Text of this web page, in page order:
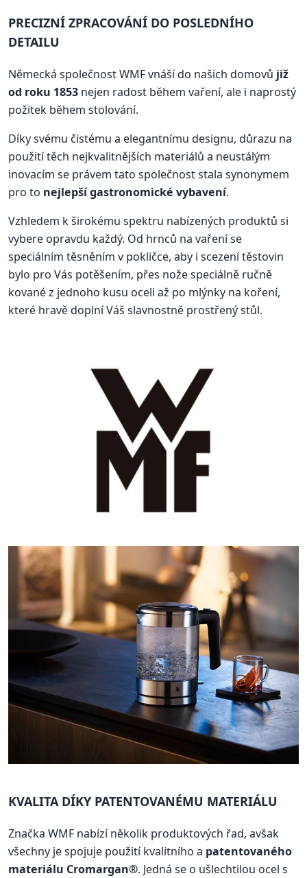
PRECIZNÍ ZPRACOVÁNÍ DO POSLEDNÍHO
DETAILU
Německá společnost WMF vnáší do našich domovů již
od roku 1853 nejen radost během vaření, ale i naprostý
požitek během stolování.
Díky svému čistému a elegantnímu designu, důrazu na
použití těch nejkvalitnějších materiálů a neustálým
inovacím se právem tato společnost stala synonymem
pro to nejlepší gastronomické vybavení.
Vzhledem k širokému spektru nabízených produktů si
vybere opravdu každý. Od hrnců na vaření se
speciálním těsněním v pokličce, aby i scezení těstovin
bylo pro Vás potěšením, přes nože speciálně ručně
kované z jednoho kusu oceli až po mlýnky na koření,
které hravě doplní Váš slavnostně prostřený stůl.
KVALITA DÍKY PATENTOVANÉMU MATERIÁLU
Značka WMF nabízí několik produktových řad, avšak
všechny je spojuje použití kvalitního a patentovaného
materiálu Cromargan®. Jedná se o ušlechtilou ocel s